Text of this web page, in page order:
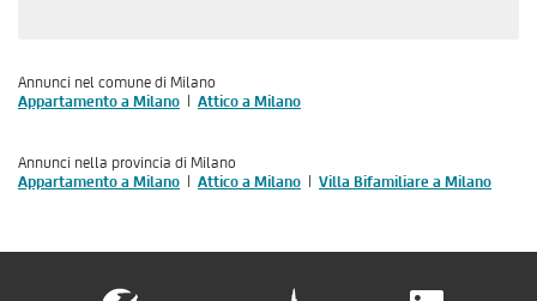
Annunci nel comune di Milano
Appartamento a Milano
Attico a Milano
Annunci nella provincia di Milano
Appartamento a Milano
Attico a Milano Villa Bifamiliare a Milano